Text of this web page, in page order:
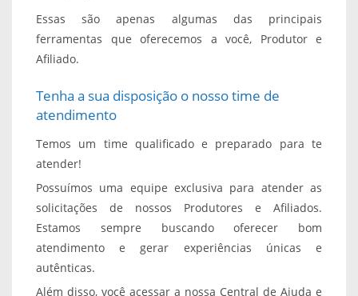
Essas são apenas algumas das principais
ferramentas que oferecemos a você, Produtor e
Afiliado.
Tenha a sua disposição o nosso time de
atendimento
Temos um time qualificado e preparado para te
atender!
Possuímos uma equipe exclusiva para atender as
solicitações de nossos Produtores e Afiliados.
Estamos sempre buscando oferecer bom
atendimento e gerar experiências únicas e
autênticas.
Além disso, você acessar a nossa Central de Ajuda e